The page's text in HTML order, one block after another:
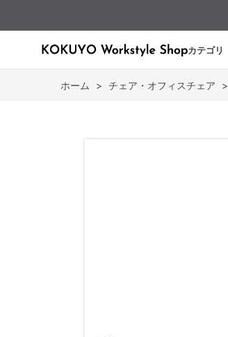
カテゴリ
ホーム > チェア・オフィスチェア >